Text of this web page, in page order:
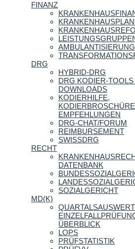
FINANZ
AMBULANTISIERUNG
DRG
HYBRID-DRG
DRG KODIER-TOOLS
DOWNLOADS
KODIERHILFE,
EMPFEHLUNGEN
DRG-CHAT/FORUM
REIMBURSEMENT
SWISSDRG
RECHT
DATENBANK
SOZIALGERICHT
MD(K)
ÜBERBLICK
LOPS
PRÜFSTATISTIK